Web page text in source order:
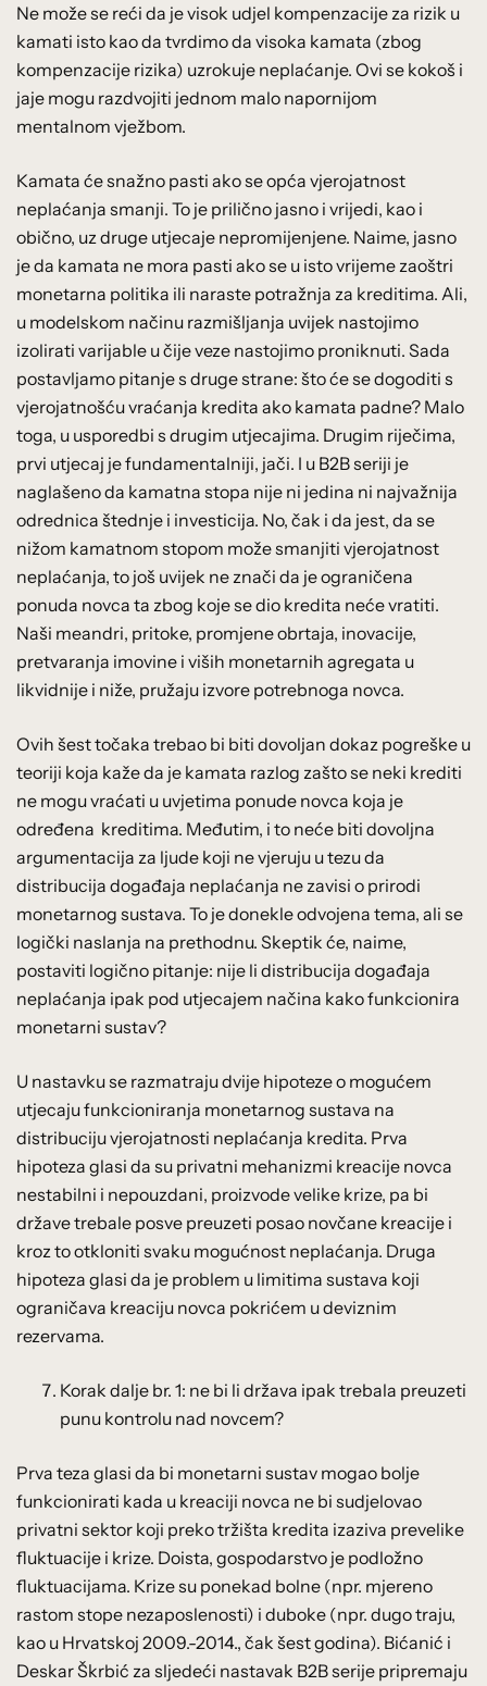
Ne može se reći da je visok udjel kompenzacije za rizik u
kamati isto kao da tvrdimo da visoka kamata (zbog
kompenzacije rizika) uzrokuje neplaćanje. Ovi se kokoš i
jaje mogu razdvojiti jednom malo napornijom
mentalnom vježbom.
Kamata će snažno pasti ako se opća vjerojatnost
neplaćanja smanji. To je prilično jasno i vrijedi, kao i
obično, uz druge utjecaje nepromijenjene. Naime, jasno
je da kamata ne mora pasti ako se u isto vrijeme zaoštri
monetarna politika ili naraste potražnja za kreditima. Ali,
u modelskom načinu razmišljanja uvijek nastojimo
izolirati varijable u čije veze nastojimo proniknuti. Sada
postavljamo pitanje s druge strane: što će se dogoditi s
vjerojatnošću vraćanja kredita ako kamata padne? Malo
toga, u usporedbi s drugim utjecajima. Drugim riječima,
prvi utjecaj je fundamentalniji, jači. I u B2B seriji je
naglašeno da kamatna stopa nije ni jedina ni najvažnija
odrednica štednje i investicija. No, čak i da jest, da se
nižom kamatnom stopom može smanjiti vjerojatnost
neplaćanja, to još uvijek ne znači da je ograničena
ponuda novca ta zbog koje se dio kredita neće vratiti.
Naši meandri, pritoke, promjene obrtaja, inovacije,
pretvaranja imovine i viših monetarnih agregata u
likvidnije i niže, pružaju izvore potrebnoga novca.
Ovih šest točaka trebao bi biti dovoljan dokaz pogreške u
teoriji koja kaže da je kamata razlog zašto se neki krediti
ne mogu vraćati u uvjetima ponude novca koja je
određena kreditima. Međutim, i to neće biti dovoljna
argumentacija za ljude koji ne vjeruju u tezu da
distribucija događaja neplaćanja ne zavisi o prirodi
monetarnog sustava. To je donekle odvojena tema, ali se
logički naslanja na prethodnu. Skeptik će, naime,
postaviti logično pitanje: nije li distribucija događaja
neplaćanja ipak pod utjecajem načina kako funkcionira
monetarni sustav?
U nastavku se razmatraju dvije hipoteze o mogućem
utjecaju funkcioniranja monetarnog sustava na
distribuciju vjerojatnosti neplaćanja kredita. Prva
hipoteza glasi da su privatni mehanizmi kreacije novca
nestabilni i nepouzdani, proizvode velike krize, pa bi
države trebale posve preuzeti posao novčane kreacije i
kroz to otkloniti svaku mogućnost neplaćanja. Druga
hipoteza glasi da je problem u limitima sustava koji
ograničava kreaciju novca pokrićem u deviznim
rezervama.
Korak dalje br. 1: ne bi li država ipak trebala preuzeti
punu kontrolu nad novcem?
Prva teza glasi da bi monetarni sustav mogao bolje
funkcionirati kada u kreaciji novca ne bi sudjelovao
privatni sektor koji preko tržišta kredita izaziva prevelike
fluktuacije i krize. Doista, gospodarstvo je podložno
fluktuacijama. Krize su ponekad bolne (npr. mjereno
rastom stope nezaposlenosti) i duboke (npr. dugo traju,
kao u Hrvatskoj 2009.-2014., čak šest godina). Bićanić i
Deskar Škrbić za sljedeći nastavak B2B serije pripremaju